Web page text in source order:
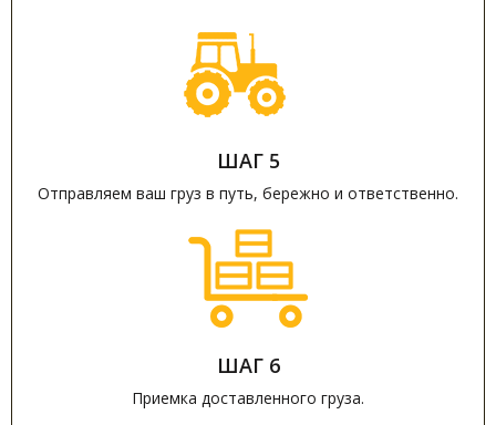
ШАГ 5
Отправляем ваш груз в путь, бережно и ответственно.
ШАГ 6
Приемка доставленного груза.